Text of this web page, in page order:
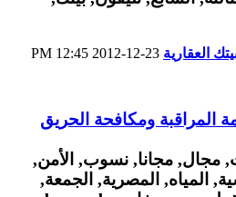
العقارية
12:45 PM
ومكافحة الحريق